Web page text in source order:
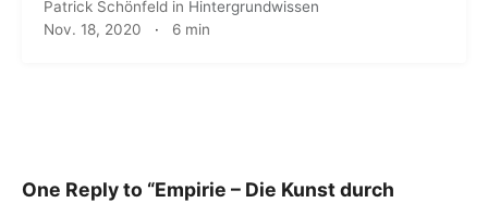
Patrick Schönfeld in Hintergrundwissen
Nov. 18, 2020 · 6 min
One Reply to “Empirie – Die Kunst durch